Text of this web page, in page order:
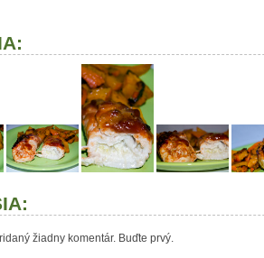
žiadny komentár. Buďte prvý.